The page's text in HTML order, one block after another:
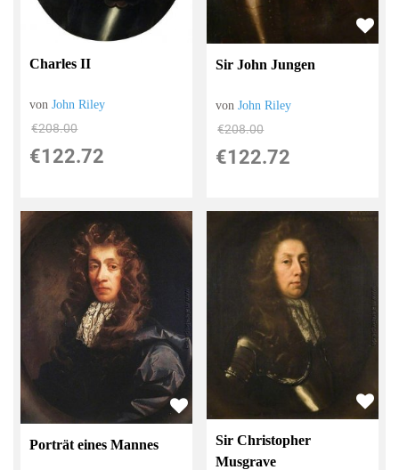
Charles II
vonJohn Riley
€208.00
€122.72
Sir John Jungen
vonJohn Riley
€208.00
€122.72
Porträt eines Mannes
Sir Christopher
Musgrave